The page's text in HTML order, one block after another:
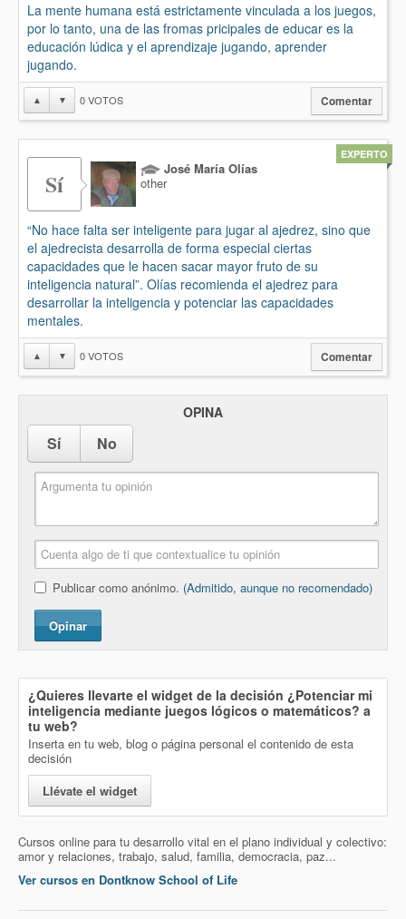
La mente humana está estrictamente vinculada a los juegos,
por lo tanto, una de las fromas pricipales de educar es la
educación lúdica y el aprendizaje jugando, aprender
jugando.
▲ ▼ 0VOTOS Comentar
Sí
José María Olías
other
“No hace falta ser inteligente para jugar al ajedrez, sino que
el ajedrecista desarrolla de forma especial ciertas
capacidades que le hacen sacar mayor fruto de su
inteligencia natural”. Olías recomienda el ajedrez para
desarrollar la inteligencia y potenciar las capacidades
mentales.
EXPERTO
▲ ▼ 0VOTOS Comentar
OPINA
Sí No
Publicar como anónimo. (Admitido, aunque no recomendado)
Opinar
¿Quieres llevarte el widget de la decisión ¿Potenciar mi
inteligencia mediante juegos lógicos o matemáticos? a
tu web?
Inserta en tu web, blog o página personal el contenido de esta
decisión
Llévate el widget
Cursos online para tu desarrollo vital en el plano individual y colectivo:
amor y relaciones, trabajo, salud, familia, democracia, paz...
Ver cursos en Dontknow School of Life